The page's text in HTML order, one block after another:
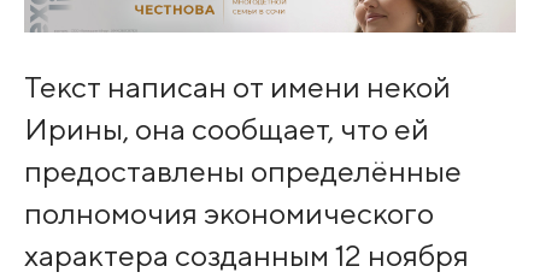
Текст написан от имени некой
Ирины, она сообщает, что ей
предоставлены определённые
полномочия экономического
характера созданным 12 ноября